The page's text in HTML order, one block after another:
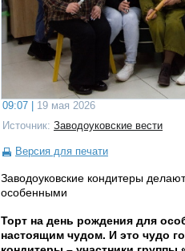
09:07 |
19 мая 2026
Источник: Заводоуковские вести
Версия для печати
Заводоуковские кондитеры
особенными
Торт на день рождения для
настоящим чудом. И это чудо